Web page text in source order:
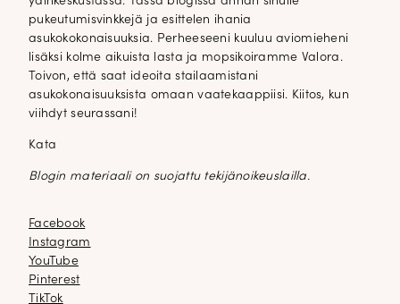
pukeutumisvinkkejä ja esittelen ihania
asukokokonaisuuksia. Perheeseeni kuuluu aviomieheni
lisäksi kolme aikuista lasta ja mopsikoiramme Valora.
Toivon, että saat ideoita stailaamistani
asukokonaisuuksista omaan vaatekaappiisi. Kiitos, kun
viihdyt seurassani!
Kata
Blogin materiaali on suojattu tekijänoikeuslailla.
Facebook
Facebook
Instagram
Instagram
YouTube
YouTube
Pinterest
Pinterest
TikTok
TikTok